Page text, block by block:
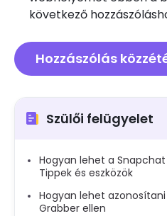
következő
Szülői felügyelet
Hogyan lehet a
Tippek és eszközök
Hogyan lehet
Grabber ellen